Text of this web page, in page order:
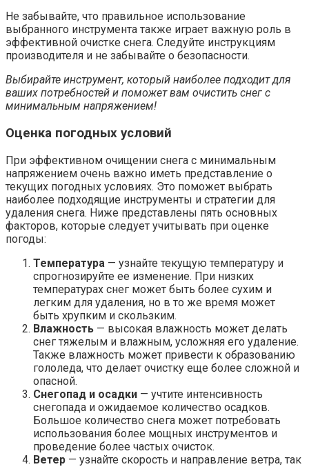
Не забывайте, что правильное использование
выбранного инструмента также играет важную роль в
эффективной очистке снега. Следуйте инструкциям
производителя и не забывайте о безопасности.
Выбирайте инструмент, который наиболее подходит для
ваших потребностей и поможет вам очистить снег с
минимальным напряжением!
Оценка погодных условий
При эффективном очищении снега с минимальным
напряжением очень важно иметь представление о
текущих погодных условиях. Это поможет выбрать
наиболее подходящие инструменты и стратегии для
удаления снега. Ниже представлены пять основных
факторов, которые следует учитывать при оценке
погоды:
Температура — узнайте текущую температуру и
спрогнозируйте ее изменение. При низких
температурах снег может быть более сухим и
легким для удаления, но в то же время может
быть хрупким и скользким.
Влажность — высокая влажность может делать
снег тяжелым и влажным, усложняя его удаление.
Также влажность может привести к образованию
гололеда, что делает очистку еще более сложной и
опасной.
Снегопад и осадки — учтите интенсивность
снегопада и ожидаемое количество осадков.
Большое количество снега может потребовать
использования более мощных инструментов и
проведение более частых очисток.
Ветер — узнайте скорость и направление ветра, так